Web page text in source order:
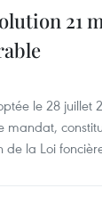
21
le 28 juillet
mandat,
de la Loi